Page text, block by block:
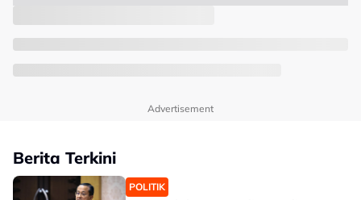
Advertisement
Berita Terkini
POLITIK